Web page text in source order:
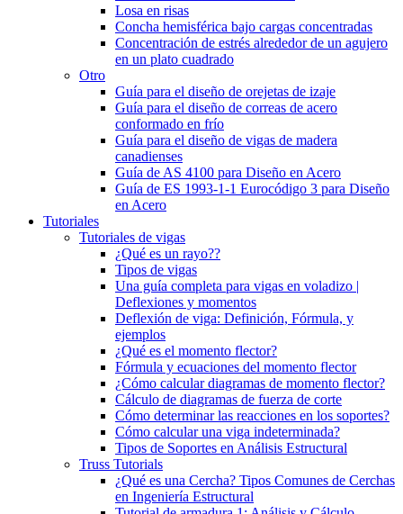
Losa en risas
Concha hemisférica bajo cargas concentradas
Concentración de estrés alrededor de un agujero
en un plato cuadrado
Otro
Guía para el diseño de orejetas de izaje
Guía para el diseño de correas de acero
conformado en frío
Guía para el diseño de vigas de madera
canadienses
Guía de AS 4100 para Diseño en Acero
Guía de ES 1993-1-1 Eurocódigo 3 para Diseño
en Acero
Tutoriales
Tutoriales de vigas
¿Qué es un rayo??
Tipos de vigas
Una guía completa para vigas en voladizo |
Deflexiones y momentos
Deflexión de viga: Definición, Fórmula, y
ejemplos
¿Qué es el momento flector?
Fórmula y ecuaciones del momento flector
¿Cómo calcular diagramas de momento flector?
Cálculo de diagramas de fuerza de corte
Cómo determinar las reacciones en los soportes?
Cómo calcular una viga indeterminada?
Tipos de Soportes en Análisis Estructural
Truss Tutorials
¿Qué es una Cercha? Tipos Comunes de Cerchas
en Ingeniería Estructural